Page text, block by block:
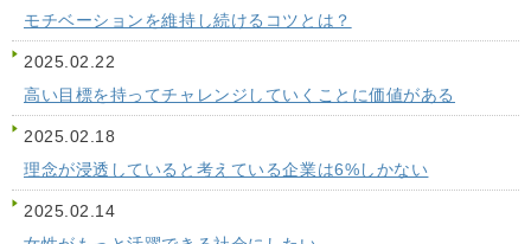
モチベーションを維持し続けるコツとは？
2025.02.22
高い目標を持ってチャレンジしていくことに価値がある
2025.02.18
理念が浸透していると考えている企業は6%しかない
2025.02.14